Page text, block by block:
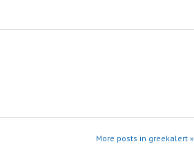
More posts in greekalert »